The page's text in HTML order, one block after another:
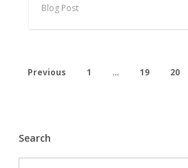
Blog Post
Previous 1 … 19 20
Search